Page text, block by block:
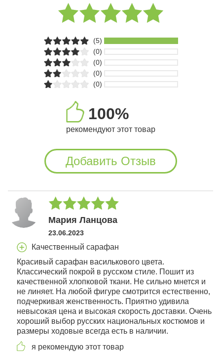
(5)
(0)
(0)
(0)
(0)
100%
рекомендуют этот товар
Добавить Отзыв
Мария Ланцова
23.06.2023
Качественный сарафан
Красивый сарафан василькового цвета.
Классический покрой в русском стиле. Пошит из
качественной хлопковой ткани. Не сильно мнется и
не линяет. На любой фигуре смотрится естественно,
подчеркивая женственность. Приятно удивила
невысокая цена и высокая скорость доставки. Очень
хороший выбор русских национальных костюмов и
размеры ходовые всегда есть в наличии.
я рекомендую этот товар